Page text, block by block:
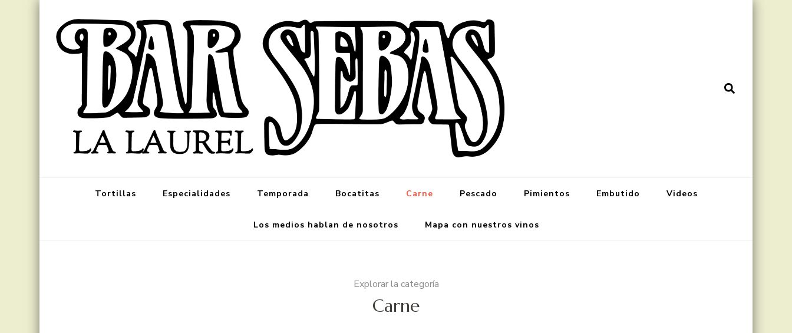
Tortillas Especialidades Temporada Bocatitas Carne Pescado Pimientos Embutido Videos
Los medios hablan de nosotros Mapa con nuestros vinos
Explorar la categoría
Carne